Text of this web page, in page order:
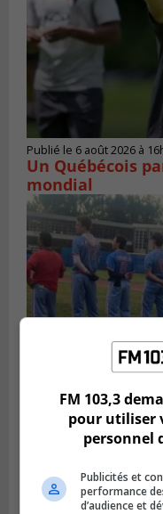
Publié le 6 août 2026 à
Un Québécois
mondial
LONGUEUIL
Publié le 6 août 2026 à
Une poussée
vers la victoire
FM 103,3
pour utiliser
personnel
Publicités et
performance
d’audience et